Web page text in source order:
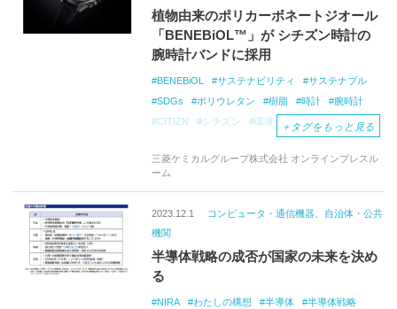
植物由来のポリカーボネートジオール
「BENEBiOL™」が シチズン時計の
腕時計バンドに採用
BENEBiOL サステナビリティ
サステナブル
SDGs
ポリウレタン 樹脂 時計
腕時計
CITIZN
シチズン 環境 植物
植物由来
三菱ケミカルグループ
プロマスター
＋ タグをもっと見る
三菱ケミカルグループ株式会社 オンラインプレスル
ーム
2023.12.1
コンピュータ・通信機器、自治体・公共
機関
半導体戦略の成否が国家の未来を決め
る
NIRA わたしの構想 半導体
半導体戦略